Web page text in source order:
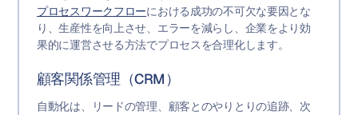
プロセスワークフローにおける成功の不可欠な要因とな
り、生産性を向上させ、エラーを減らし、企業をより効
果的に運営させる方法でプロセスを合理化します。
顧客関係管理（CRM）
自動化は、リードの管理、顧客とのやりとりの追跡、次